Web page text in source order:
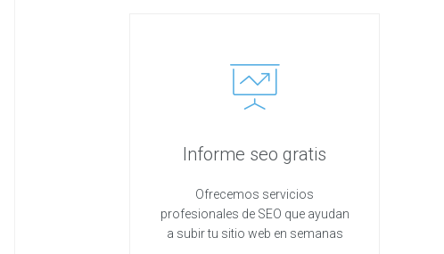
Informe seo gratis
Ofrecemos servicios
profesionales de SEO que ayudan
a subir tu sitio web en semanas